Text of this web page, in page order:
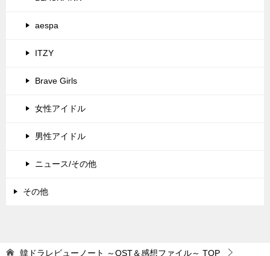
aespa
ITZY
Brave Girls
女性アイドル
男性アイドル
ニュース/その他
その他
韓ドラレビューノート ～OST＆感想ファイル～ TOP